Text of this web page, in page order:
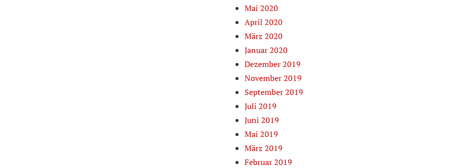
Mai 2020
April 2020
März 2020
Januar 2020
Dezember 2019
November 2019
September 2019
Juli 2019
Juni 2019
Mai 2019
März 2019
Februar 2019